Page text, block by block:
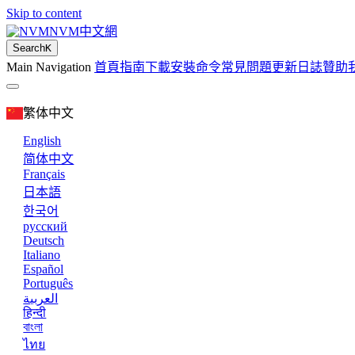
Skip to content
NVM中文網
SearchK
Main Navigation 首頁指南下載安裝命令常見問題更新日誌贊助
繁体中文
English
简体中文
Français
日本語
한국어
русский
Deutsch
Italiano
Español
Português
العربية
हिन्दी
বাংলা
ไทย